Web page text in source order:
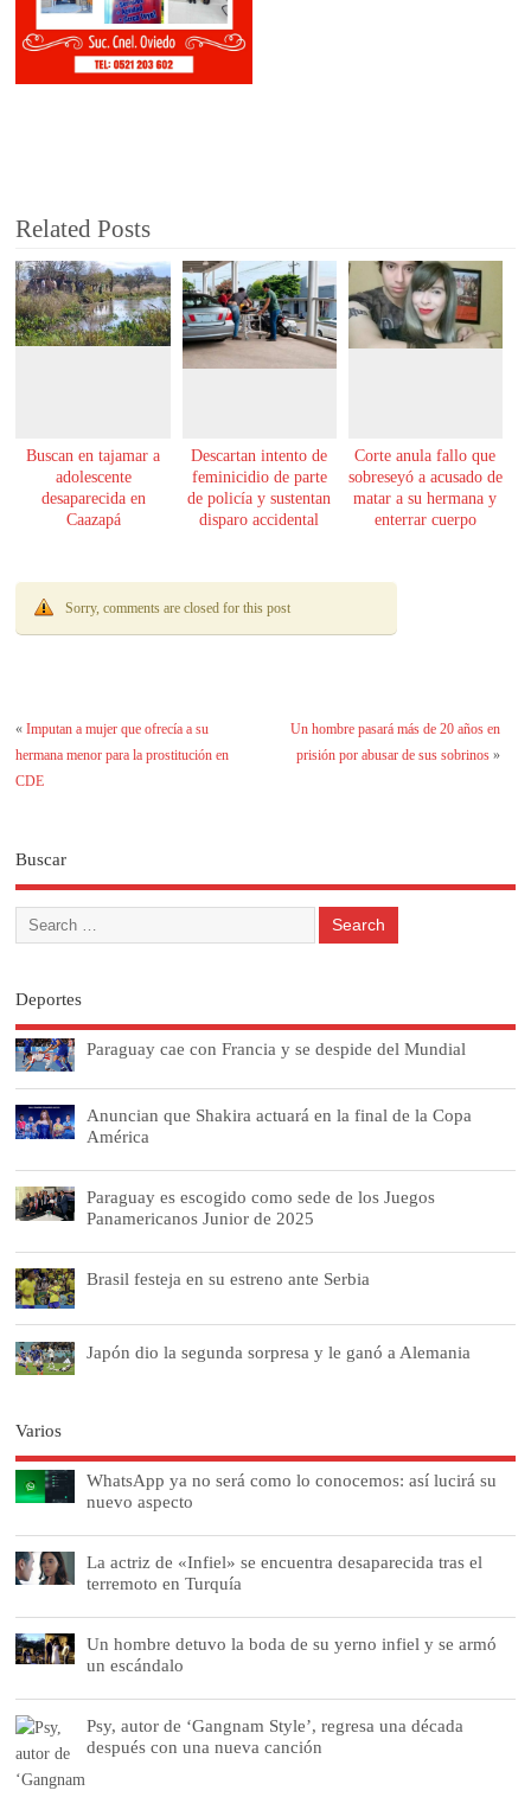
Related Posts
Buscan en tajamar a
adolescente
desaparecida en
Caazapá
Descartan intento de
feminicidio de parte
de policía y sustentan
disparo accidental
Corte anula fallo que
sobreseyó a acusado de
matar a su hermana y
enterrar cuerpo
Sorry, comments are closed for this post
«Imputan a mujer que ofrecía a su
hermana menor para la prostitución en
CDE
Un hombre pasará más de 20 años en
prisión por abusar de sus sobrinos»
Buscar
Deportes
Paraguay cae con Francia y se despide del Mundial
Anuncian que Shakira actuará en la final de la Copa
América
Paraguay es escogido como sede de los Juegos
Panamericanos Junior de 2025
Brasil festeja en su estreno ante Serbia
Japón dio la segunda sorpresa y le ganó a Alemania
Varios
WhatsApp ya no será como lo conocemos: así lucirá su
nuevo aspecto
La actriz de «Infiel» se encuentra desaparecida tras el
terremoto en Turquía
Un hombre detuvo la boda de su yerno infiel y se armó
un escándalo
Psy, autor de ‘Gangnam Style’, regresa una década
después con una nueva canción